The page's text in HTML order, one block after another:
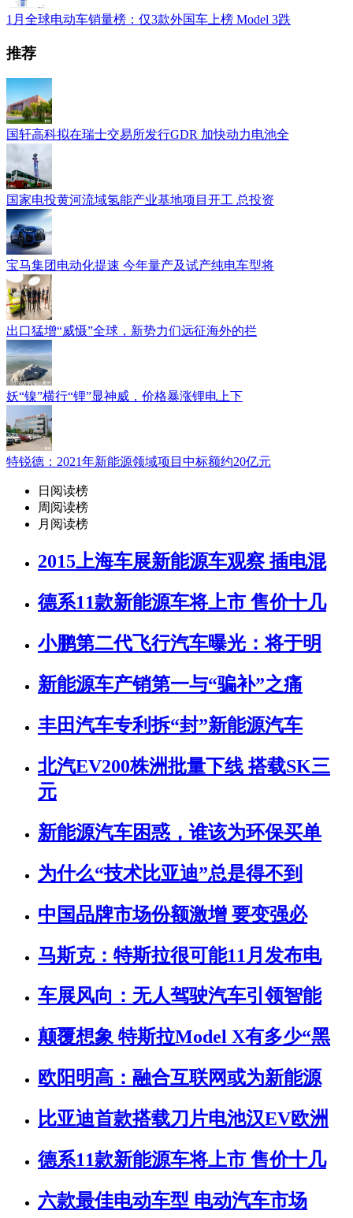
1月全球电动车销量榜：仅3款外国车上榜 Model 3跌
推荐
国轩高科拟在瑞士交易所发行GDR 加快动力电池全
国家电投黄河流域氢能产业基地项目开工 总投资
宝马集团电动化提速 今年量产及试产纯电车型将
出口猛增“威慑”全球，新势力们远征海外的拦
妖“镍”横行“锂”显神威，价格暴涨锂电上下
特锐德：2021年新能源领域项目中标额约20亿元
日阅读榜
周阅读榜
月阅读榜
2015上海车展新能源车观察 插电混
德系11款新能源车将上市 售价十几
小鹏第二代飞行汽车曝光：将于明
新能源车产销第一与“骗补”之痛
丰田汽车专利拆“封”新能源汽车
北汽EV200株洲批量下线 搭载SK三
元
新能源汽车困惑，谁该为环保买单
为什么“技术比亚迪”总是得不到
中国品牌市场份额激增 要变强必
马斯克：特斯拉很可能11月发布电
车展风向：无人驾驶汽车引领智能
颠覆想象 特斯拉Model X有多少“黑
欧阳明高：融合互联网或为新能源
比亚迪首款搭载刀片电池汉EV欧洲
德系11款新能源车将上市 售价十几
六款最佳电动车型 电动汽车市场